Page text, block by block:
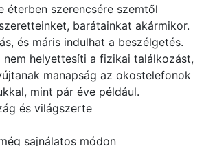
éterben szerencsére szemtől
barátainkat akármikor.
és máris indulhat a beszélgetés.
nem helyettesíti a fizikai találkozást,
manapság az okostelefonok
mint pár éve például.
és világszerte
sajnálatos módon